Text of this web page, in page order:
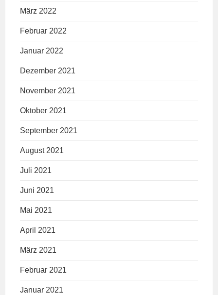
März 2022
Februar 2022
Januar 2022
Dezember 2021
November 2021
Oktober 2021
September 2021
August 2021
Juli 2021
Juni 2021
Mai 2021
April 2021
März 2021
Februar 2021
Januar 2021